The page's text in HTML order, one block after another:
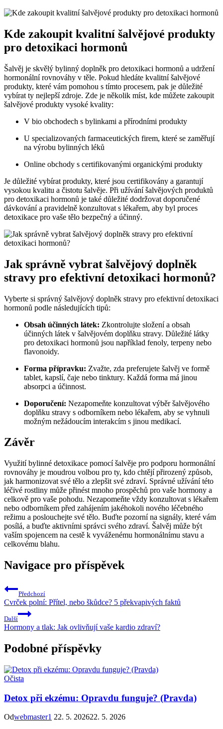
Kde zakoupit kvalitní šalvějové produkty
pro detoxikaci hormonů
Šalvěj je skvělý bylinný doplněk pro detoxikaci hormonů a udržení
hormonální rovnováhy v těle. Pokud hledáte kvalitní šalvějové
produkty, které vám pomohou s tímto procesem, pak je důležité
vybírat ty nejlepší zdroje. Zde je několik míst, kde můžete zakoupit
šalvějové produkty vysoké kvality:
V bio obchodech s bylinkami a přírodními produkty
U specializovaných farmaceutických firem, které se zaměřují
na výrobu bylinných léků
Online obchody s certifikovanými organickými produkty
Je důležité vybírat produkty, které jsou certifikovány a garantují
vysokou kvalitu a čistotu šalvěje. Při užívání šalvějových produktů
pro detoxikaci hormonů je také důležité dodržovat doporučené
dávkování a pravidelně konzultovat s lékařem, aby byl proces
detoxikace pro vaše tělo bezpečný a účinný.
Jak správně vybrat šalvějový doplněk
stravy pro efektivní detoxikaci hormonů?
Vyberte si správný šalvějový doplněk stravy pro efektivní detoxikaci
hormonů podle následujících tipů:
Obsah účinných látek: Zkontrolujte složení a obsah
účinných látek v šalvějovém doplňku stravy. Důležité látky
pro detoxikaci hormonů jsou například fenoly, terpeny nebo
flavonoidy.
Forma přípravku: Zvažte, zda preferujete šalvěj ve formě
tablet, kapslí, čaje nebo tinktury. Každá forma má jinou
absorpci a účinnost.
Doporučení: Nezapomeňte konzultovat výběr šalvějového
doplňku stravy s odborníkem nebo lékařem, aby se vyhnuli
možným nežádoucím interakcím s jinou medikací.
Závěr
Využití bylinné detoxikace pomocí šalvěje pro podporu hormonální
rovnováhy je moudrou volbou pro ty, kdo chtějí přirozený způsob,
jak harmonizovat své tělo a zlepšit své zdraví. Správné užívání této
léčivé rostliny může přinést mnoho prospěchů pro vaše hormony a
celkově pro vaše pohodu. Nezapomeňte vždy konzultovat s lékařem
nebo odborníkem před zahájením jakéhokoli nového léčebného
režimu a poslouchejte své tělo. Buďte pozorní na signály, které vám
posílá, a buďte aktivními správci svého zdraví. Šalvěj může být
vaším spojencem na cestě k vyváženému hormonálnímu stavu a
celkovému blahu.
Navigace pro příspěvek
Předchozí
Cvrček polní: Přítel, nebo škůdce? 5 překvapivých faktů
Další
Hormony a tlak: Jak ovlivňují vaše kardio zdraví?
Podobné příspěvky
Očista
Detox při ekzému: Opravdu funguje? (Pravda)
Odwebmaster1 22. 5. 202622. 5. 2026